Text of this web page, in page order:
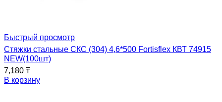
Быстрый просмотр
Стяжки стальные СКС (304) 4,6*500 Fortisflex КВТ 74915
NEW(100шт)
7,180 ₸
В корзину